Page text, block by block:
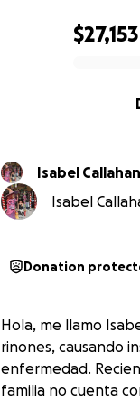
$27,153
Isabel Callahan
Isabel
Donation
Hola, me llamo
rinones, causando
enfermedad.
familia no cuenta